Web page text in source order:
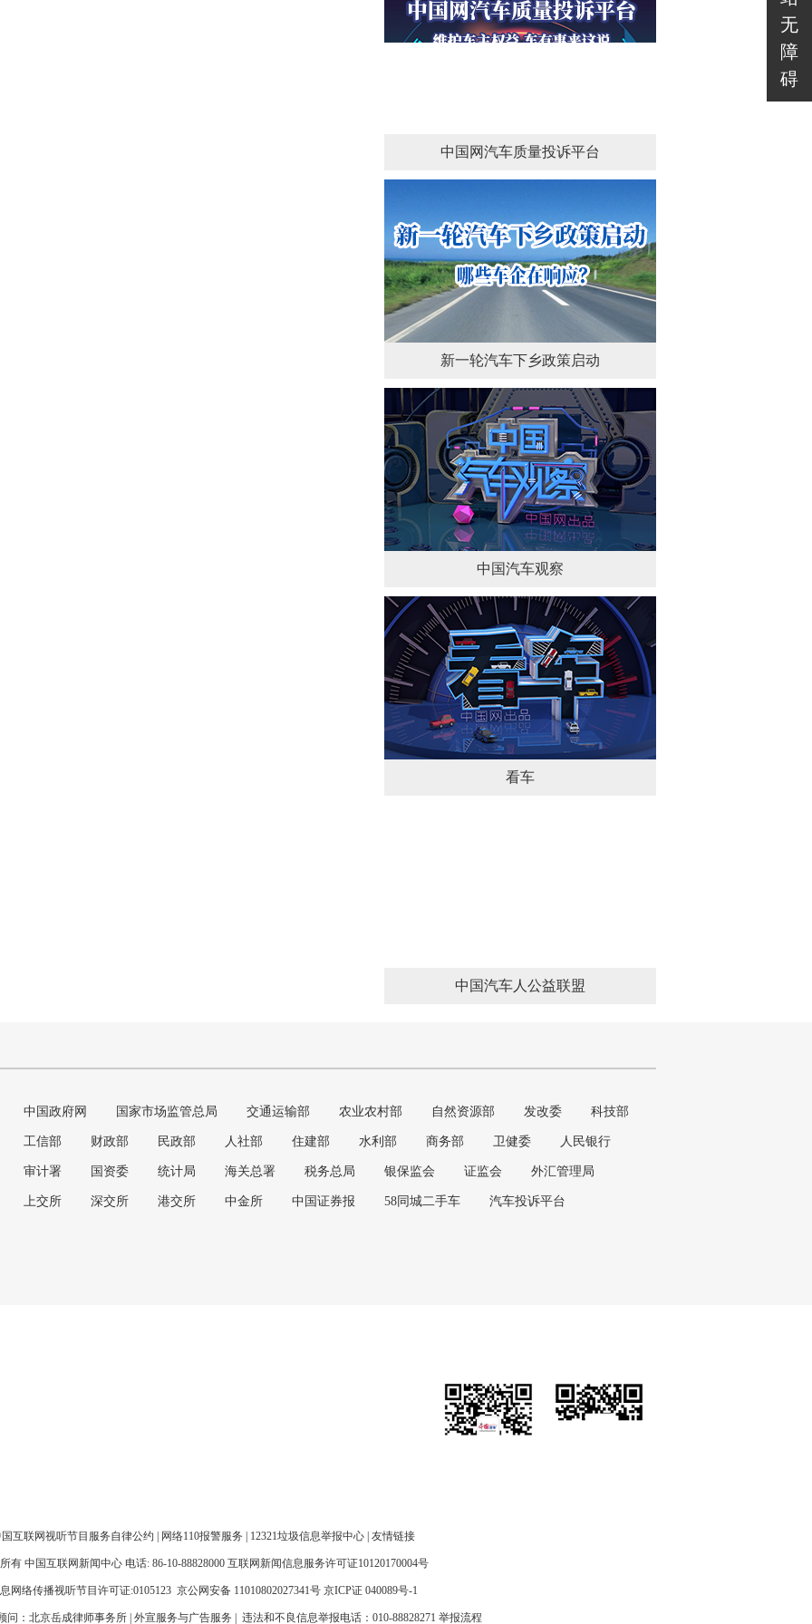
中国网汽车质量投诉平台
新一轮汽车下乡政策启动
中国汽车观察
看车
中国汽车人公益联盟
中国政府网 国家市场监管总局 交通运输部 农业农村部 自然资源部 发改委 科技部
工信部 财政部 民政部 人社部 住建部 水利部 商务部 卫健委 人民银行
审计署 国资委 统计局 海关总署 税务总局 银保监会 证监会 外汇管理局
上交所 深交所 港交所 中金所 中国证券报 58同城二手车 汽车投诉平台
互联网视听节目服务自律公约 网络110报警服务 12321垃圾信息举报中心 友情链接
有 中国互联网新闻中心 电话: 86-10-88828000 互联网新闻信息服务许可证10120170004号
网络传播视听节目许可证:0105123 京公网安备 11010802027341号 京ICP证 040089号-1
问： 北京岳成律师事务所 外宣服务与广告服务 | 违法和不良信息举报电话：010-88828271 举报流程
无
障
碍